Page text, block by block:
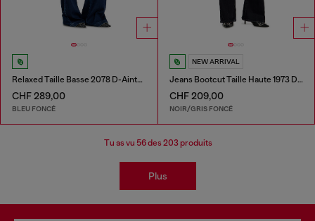
Relaxed Taille Basse 2078 D-Ainty Joggjeans®
CHF 289,00
BLEU FONCÉ
NEW ARRIVAL
Jeans Bootcut Taille Haute 1973 D-Partt
CHF 209,00
NOIR/GRIS FONCÉ
Tu as vu 56des 203 produits
Plus